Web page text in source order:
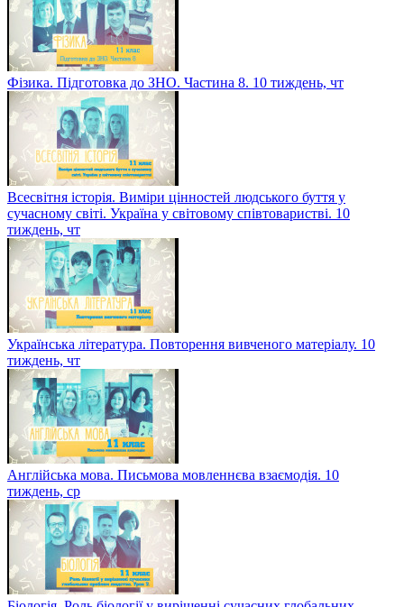
Фізика. Підготовка до ЗНО. Частина 8. 10 тиждень, чт
Всесвітня історія. Виміри цінностей людського буття у
сучасному світі. Україна у світовому співтоваристві. 10
тиждень, чт
Українська література. Повторення вивченого матеріалу. 10
тиждень, чт
Англійська мова. Письмова мовленнєва взаємодія. 10
тиждень, ср